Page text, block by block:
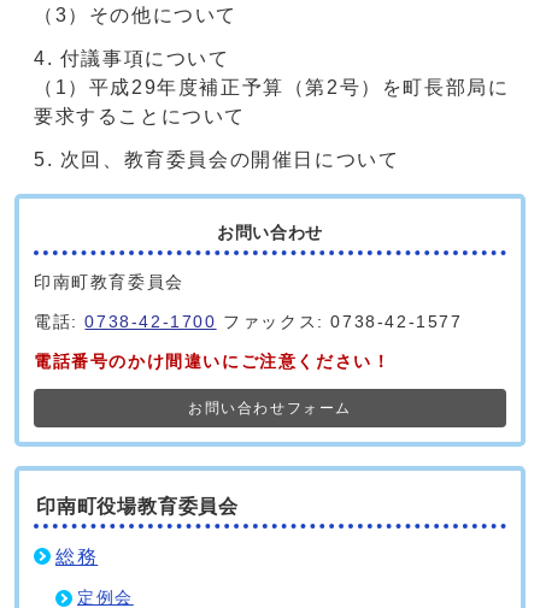
（3）その他について
付議事項について
（1）平成29年度補正予算（第2号）を町長部局に
要求することについて
次回、教育委員会の開催日について
お問い合わせ
印南町教育委員会
電話:0738-42-1700 ファックス: 0738-42-1577
電話番号のかけ間違いにご注意ください！
お問い合わせフォーム
印南町役場教育委員会
総務
定例会